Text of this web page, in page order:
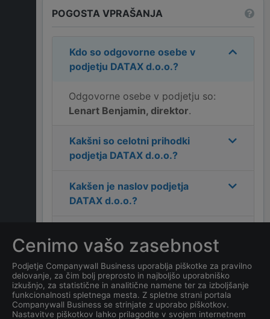
POGOSTA VPRAŠANJA
Kdo so odgovorne osebe v
podjetju DATAX d.o.o.?
Odgovorne osebe v podjetju so:
Lenart Benjamin, direktor.
Kakšni so celotni prihodki
podjetja DATAX d.o.o.?
Kakšen je naslov podjetja
DATAX d.o.o.?
DATAX d.o.o.?
Koliko zaposlenih ima
podjetjeDATAX d.o.o.?
Cenimo vašo zasebnost
Podjetje Companywall Business uporablja piškotke za pravilno
delovanje, za čim bolj preprosto in najboljšo uporabniško
izkušnjo, za statistične in analitične namene ter za izboljšanje
funkcionalnosti spletnega mesta. Z spletne strani portala
Companywall Business se strinjate z uporabo piškotkov.
Nastavitve piškotkov lahko prilagodite v svojem internetnem